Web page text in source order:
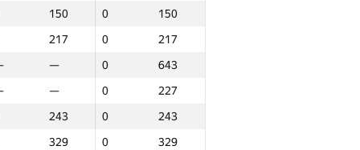
150 0
150
217 0
217
— 0
643
— 0
227
243 0
243
329 0
329
— 0
121
— 0
292
— 0
168
305 0
215
— 0
370
66 0
66